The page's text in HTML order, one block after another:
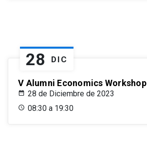
28 DIC
V Alumni Economics Workshop
28 de Diciembre de 2023
08:30 a 19:30